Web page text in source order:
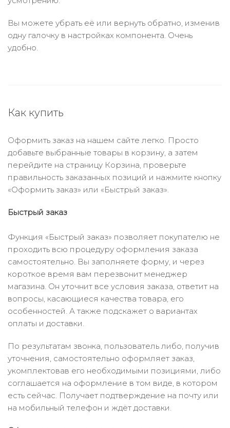
Вы можете убрать её или вернуть обратно, изменив
одну галочку в настройках компонента. Очень
удобно.
Как купить
Оформить заказ на нашем сайте легко. Просто
добавьте выбранные товары в корзину, а затем
перейдите на страницу Корзина, проверьте
правильность заказанных позиций и нажмите кнопку
«Оформить заказ» или «Быстрый заказ».
Быстрый заказ
Функция «Быстрый заказ» позволяет покупателю не
проходить всю процедуру оформления заказа
самостоятельно. Вы заполняете форму, и через
короткое время вам перезвонит менеджер
магазина. Он уточнит все условия заказа, ответит на
вопросы, касающиеся качества товара, его
особенностей. А также подскажет о вариантах
оплаты и доставки.
По результатам звонка, пользователь либо, получив
уточнения, самостоятельно оформляет заказ,
укомплектовав его необходимыми позициями, либо
соглашается на оформление в том виде, в котором
есть сейчас. Получает подтверждение на почту или
на мобильный телефон и ждёт доставки.